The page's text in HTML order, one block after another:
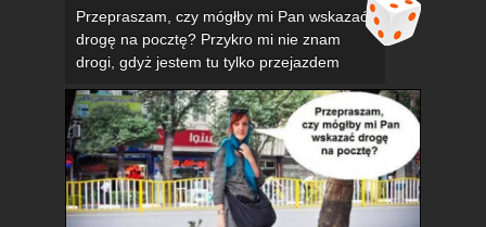
Przepraszam, czy mógłby mi Pan wskazać
drogę na pocztę? Przykro mi nie znam
drogi, gdyż jestem tu tylko przejazdem